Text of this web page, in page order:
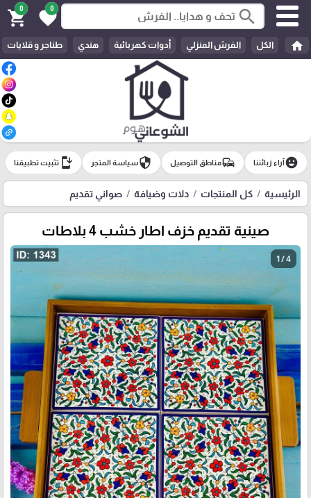
search
0
favorite
0
shopping_cart
home الكل الفرش المنزلي أدوات كهربائية هندي طناجر و قلايات
emoji_emotionsآراء زبائننا commuteمناطق التوصيل securityسياسة المتجر install_mobile تثبيت تطبيقنا
الرئيسية كل المنتجات دلات وضيافة صواني تقديم
صينية تقديم خزف اطار خشب 4 بلاطات
1 / 4